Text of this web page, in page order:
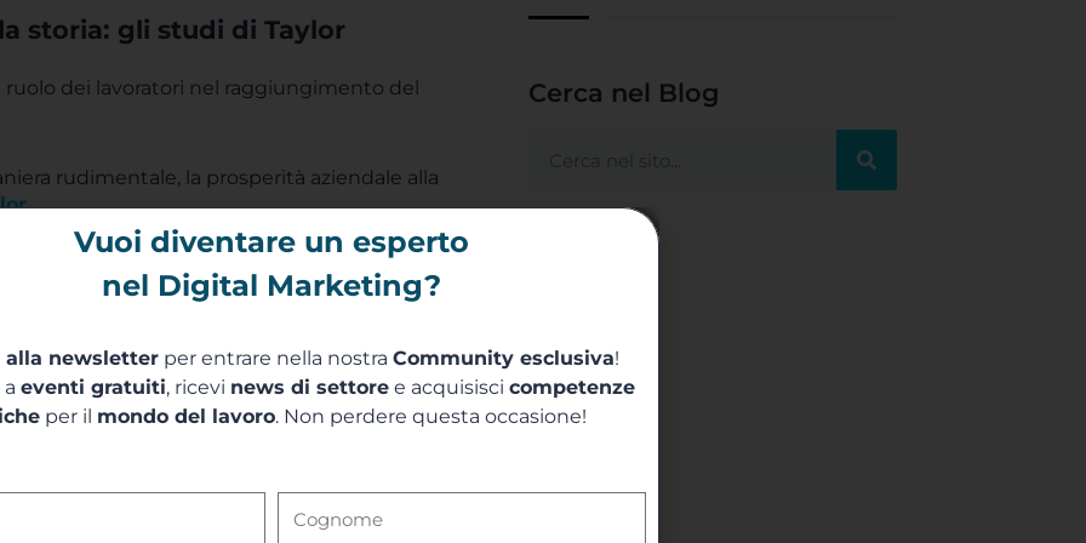
storia: gli studi di Taylor
dei lavoratori nel raggiungimento del
rudimentale, la prosperità aziendale alla
.
Management , notava
come il cosiddetto
se motivato mediante la paga.
poteva rendere in maniera adatta,
orientati al raggiungimento di premi,
innovativo e scientificocome lo
utilitaristica
del lavoratore, che non
Cerca nel Blog
Vuoi diventare un esperto
nel Digital Marketing?
alla newsletterper entrare nella nostra Community esclusiva!
eventi gratuiti, ricevi news di settore e acquisisci competenze
per il mondo del lavoro. Non perdere questa occasione!